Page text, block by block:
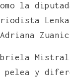
la
pelea y